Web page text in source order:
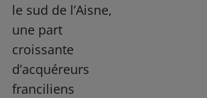
le sud de l’Aisne,
une part
croissante
d’acquéreurs
franciliens